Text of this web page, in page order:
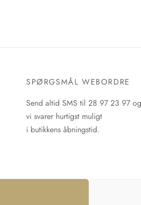
SPØRGSMÅL WEBORDRE
Send altid SMS til 28 97 23 97 og
vi svarer hurtigst muligt
i butikkens åbningstid.